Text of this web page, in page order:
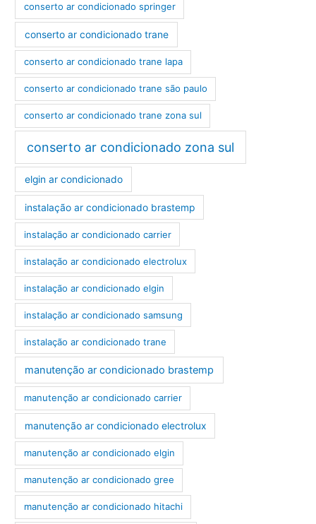
conserto ar condicionado springer
conserto ar condicionado trane
conserto ar condicionado trane lapa
conserto ar condicionado trane são paulo
conserto ar condicionado trane zona sul
conserto ar condicionado zona sul
elgin ar condicionado
instalação ar condicionado brastemp
instalação ar condicionado carrier
instalação ar condicionado electrolux
instalação ar condicionado elgin
instalação ar condicionado samsung
instalação ar condicionado trane
manutenção ar condicionado brastemp
manutenção ar condicionado carrier
manutenção ar condicionado electrolux
manutenção ar condicionado elgin
manutenção ar condicionado gree
manutenção ar condicionado hitachi